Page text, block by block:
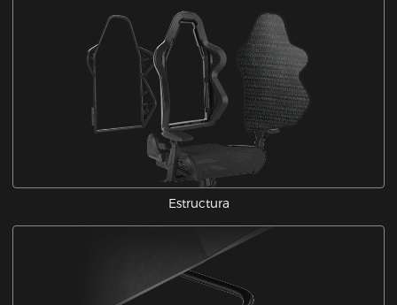
Estructura